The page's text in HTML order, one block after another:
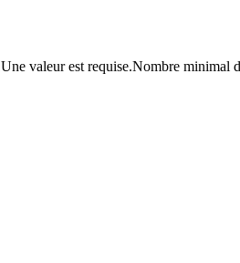
Une valeur est requise.Nombre minimal